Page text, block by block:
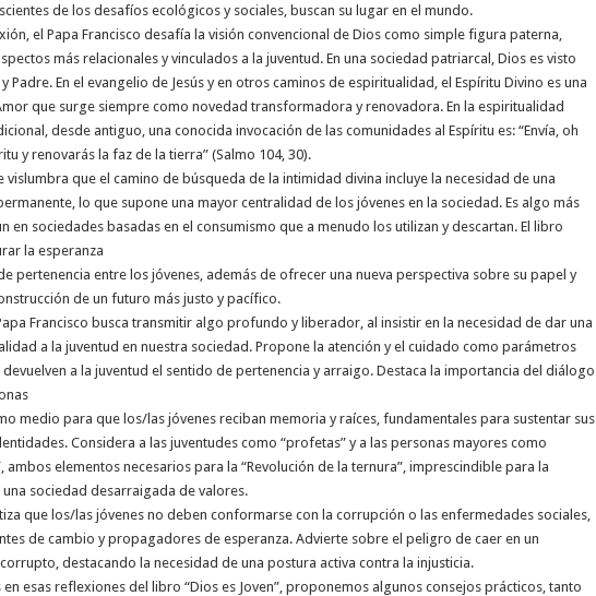
de los desafíos ecológicos y sociales, buscan su lugar en el mundo.
el Papa Francisco desafía la visión convencional de Dios como simple figura paterna,
más relacionales y vinculados a la juventud. En una sociedad patriarcal, Dios es visto
Padre. En el evangelio de Jesús y en otros caminos de espiritualidad, el Espíritu Divino es una
que surge siempre como novedad transformadora y renovadora. En la espiritualidad
desde antiguo, una conocida invocación de las comunidades al Espíritu es: “Envía, oh
y renovarás la faz de la tierra” (Salmo 104, 30).
vislumbra que el camino de búsqueda de la intimidad divina incluye la necesidad de una
lo que supone una mayor centralidad de los jóvenes en la sociedad. Es algo más
en sociedades basadas en el consumismo que a menudo los utilizan y descartan. El libro
la esperanza
pertenencia entre los jóvenes, además de ofrecer una nueva perspectiva sobre su papel y
de un futuro más justo y pacífico.
Francisco busca transmitir algo profundo y liberador, al insistir en la necesidad de dar una
a la juventud en nuestra sociedad. Propone la atención y el cuidado como parámetros
devuelven a la juventud el sentido de pertenencia y arraigo. Destaca la importancia del diálogo
medio para que los/las jóvenes reciban memoria y raíces, fundamentales para sustentar sus
Considera a las juventudes como “profetas” y a las personas mayores como
ambos elementos necesarios para la “Revolución de la ternura”, imprescindible para la
una sociedad desarraigada de valores.
que los/las jóvenes no deben conformarse con la corrupción o las enfermedades sociales,
de cambio y propagadores de esperanza. Advierte sobre el peligro de caer en un
destacando la necesidad de una postura activa contra la injusticia.
esas reflexiones del libro “Dios es Joven”, proponemos algunos consejos prácticos, tanto